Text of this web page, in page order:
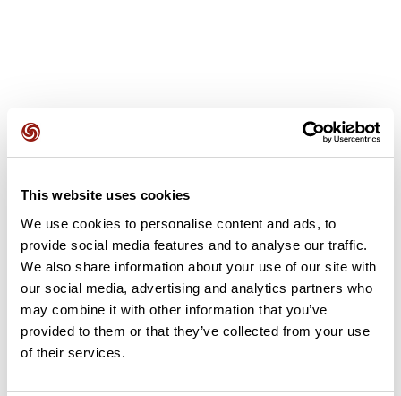
This website uses cookies
We use cookies to personalise content and ads, to
provide social media features and to analyse our traffic.
We also share information about your use of our site with
our social media, advertising and analytics partners who
may combine it with other information that you’ve
provided to them or that they’ve collected from your use
of their services.
Ajouter un avis
Découvrez ce parcours de course à pied de 5 km à proximité